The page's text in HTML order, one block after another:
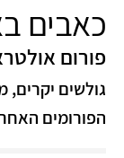
ועוד...
כאבים
פורום
גולשים
הפורומים